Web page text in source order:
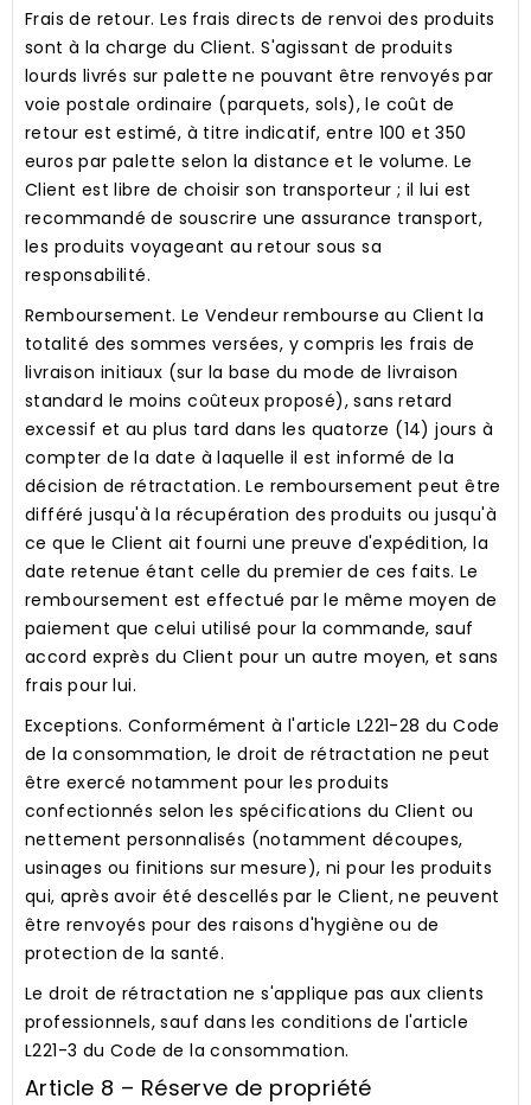
Frais de retour. Les frais directs de renvoi des produits
sont à la charge du Client. S'agissant de produits
lourds livrés sur palette ne pouvant être renvoyés par
voie postale ordinaire (parquets, sols), le coût de
retour est estimé, à titre indicatif, entre 100 et 350
euros par palette selon la distance et le volume. Le
Client est libre de choisir son transporteur ; il lui est
recommandé de souscrire une assurance transport,
les produits voyageant au retour sous sa
responsabilité.
Remboursement. Le Vendeur rembourse au Client la
totalité des sommes versées, y compris les frais de
livraison initiaux (sur la base du mode de livraison
standard le moins coûteux proposé), sans retard
excessif et au plus tard dans les quatorze (14) jours à
compter de la date à laquelle il est informé de la
décision de rétractation. Le remboursement peut être
différé jusqu'à la récupération des produits ou jusqu'à
ce que le Client ait fourni une preuve d'expédition, la
date retenue étant celle du premier de ces faits. Le
remboursement est effectué par le même moyen de
paiement que celui utilisé pour la commande, sauf
accord exprès du Client pour un autre moyen, et sans
frais pour lui.
Exceptions. Conformément à l'article L221-28 du Code
de la consommation, le droit de rétractation ne peut
être exercé notamment pour les produits
confectionnés selon les spécifications du Client ou
nettement personnalisés (notamment découpes,
usinages ou finitions sur mesure), ni pour les produits
qui, après avoir été descellés par le Client, ne peuvent
être renvoyés pour des raisons d'hygiène ou de
protection de la santé.
Le droit de rétractation ne s'applique pas aux clients
professionnels, sauf dans les conditions de l'article
L221-3 du Code de la consommation.
Article 8 – Réserve de propriété